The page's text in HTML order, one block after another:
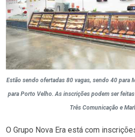
Estão sendo ofertadas 80 vagas, sendo 40 para
para Porto Velho. As inscrições podem ser
Três Comunicação e
O Grupo Nova Era está com